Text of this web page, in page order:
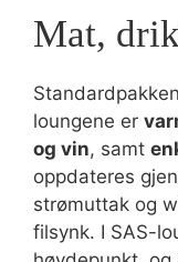
Mat,
loungene er
og vin, samt
oppdateres
strømuttak og
filsynk. I SAS-